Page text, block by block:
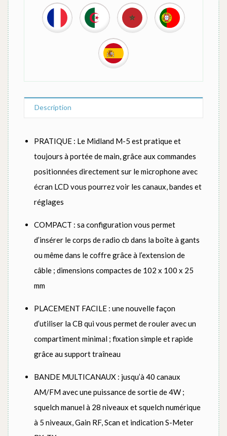
Description
PRATIQUE : Le Midland M-5 est pratique et
toujours à portée de main, grâce aux commandes
positionnées directement sur le microphone avec
écran LCD vous pourrez voir les canaux, bandes et
réglages
COMPACT : sa configuration vous permet
d’insérer le corps de radio cb dans la boîte à gants
ou même dans le coffre grâce à l’extension de
câble ; dimensions compactes de 102 x 100 x 25
mm
PLACEMENT FACILE : une nouvelle façon
d’utiliser la CB qui vous permet de rouler avec un
compartiment minimal ; fixation simple et rapide
grâce au support traîneau
BANDE MULTICANAUX : jusqu’à 40 canaux
AM/FM avec une puissance de sortie de 4W ;
squelch manuel à 28 niveaux et squelch numérique
à 5 niveaux, Gain RF, Scan et indication S-Meter